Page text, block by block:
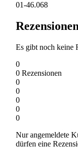
01-46.068
Es gibt noch keine
0
0 Rezensionen
0
0
0
0
0
Nur angemeldete
dürfen eine